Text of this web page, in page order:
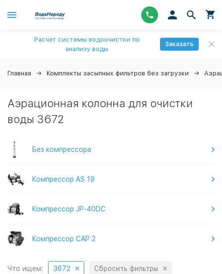
Расчет системы водоочистки по
анализу воды
Заказать
Главная Комплекты засыпных фильтров без загрузки
Аэрационная колонна для очистки
воды 3672
Без компрессора
Компрессор AS 19
Компрессор JP-40DC
Компрессор CAP 2
Что ищем: 3672 Сбросить фильтры